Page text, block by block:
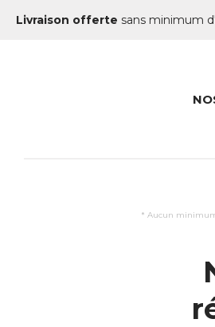
Livraison offerte sans minimum
* Aucun